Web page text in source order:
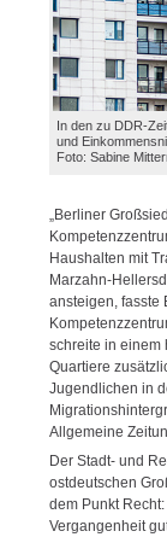
In den zu DDR-
und
Foto: Sabine
„Berliner
Haushalten mit
Marzahn-
ansteigen, fasste
schreite in einem
Quartiere
Jugendlichen in
Allgemeine
Der Stadt- und
ostdeutschen
dem Punkt
Vergangenheit